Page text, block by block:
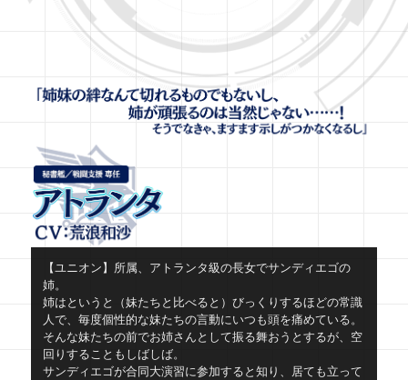
【ユニオン】所属、アトランタ級の長女でサンディエゴの
姉。
姉はというと（妹たちと比べると）びっくりするほどの常識
人で、毎度個性的な妹たちの言動にいつも頭を痛めている。
そんな妹たちの前でお姉さんとして振る舞おうとするが、空
回りすることもしばしば。
サンディエゴが合同大演習に参加すると知り、居ても立って